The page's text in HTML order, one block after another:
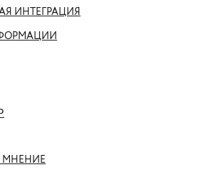
ИНТЕГРАЦИЯ
МНЕНИЕ